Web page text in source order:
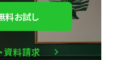
料お試し
資料請求